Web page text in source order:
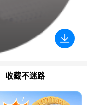
收藏不迷路